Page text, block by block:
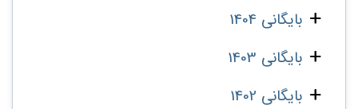
بایگانی 1404
بایگانی 1403
بایگانی 1402